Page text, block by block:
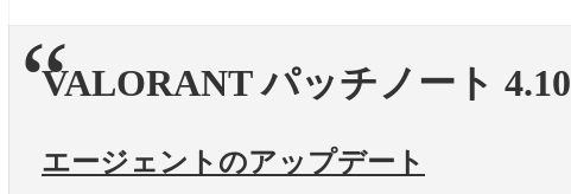
VALORANT パッチノート 4.10
エージェントのアップデート